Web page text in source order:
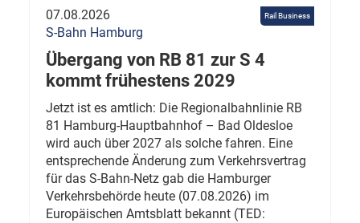
Rail Business
07.08.2026
S-Bahn Hamburg
Übergang von RB 81 zur S 4
kommt frühestens 2029
Jetzt ist es amtlich: Die Regionalbahnlinie RB
81 Hamburg-Hauptbahnhof – Bad Oldesloe
wird auch über 2027 als solche fahren. Eine
entsprechende Änderung zum Verkehrsvertrag
für das S-Bahn-Netz gab die Hamburger
Verkehrsbehörde heute (07.08.2026) im
Europäischen Amtsblatt bekannt (TED: